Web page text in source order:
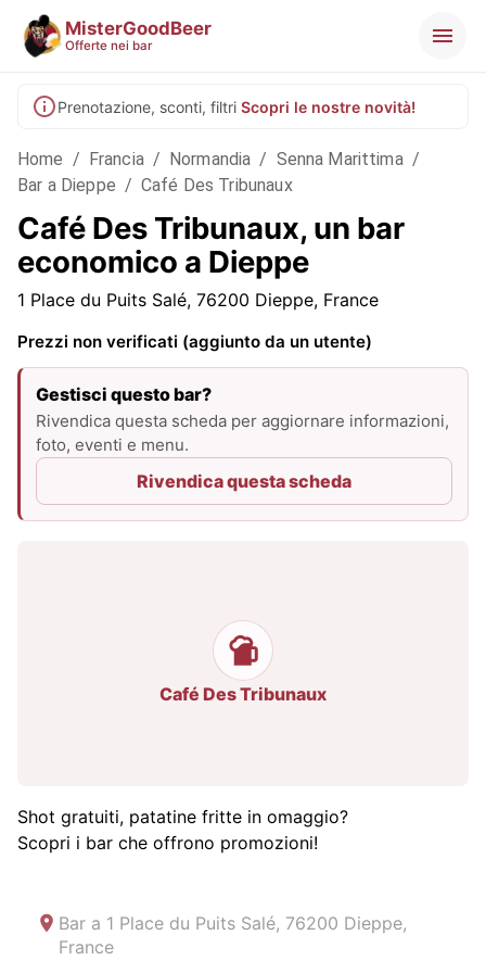
MisterGoodBeer
Offerte nei bar
Prenotazione, sconti, filtri Scopri le nostre novità!
Home / Francia / Normandia / Senna Marittima /
Bar a Dieppe / Café Des Tribunaux
Café Des Tribunaux, un bar
economico a Dieppe
1 Place du Puits Salé, 76200 Dieppe, France
Prezzi non verificati (aggiunto da un utente)
Gestisci questo bar?
Rivendica questa scheda per aggiornare informazioni,
foto, eventi e menu.
Rivendica questa scheda
Café Des Tribunaux
Shot gratuiti, patatine fritte in omaggio?
Scopri i bar che offrono promozioni!
Bar a 1 Place du Puits Salé, 76200 Dieppe,
France